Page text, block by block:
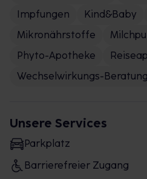
Impfungen
Kind&Baby
Mikronährstoffe
Phyto-Apotheke
Wechselwirkungs-Beratung
Unsere Services
Parkplatz
Barrierefreier Zugang